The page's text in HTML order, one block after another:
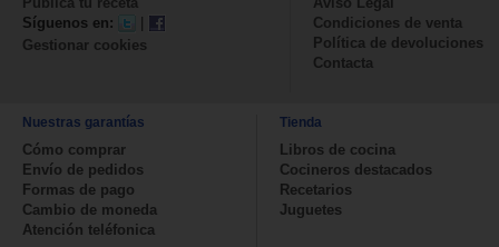
Síguenos en:
|
Gestionar cookies
Condiciones de venta
Política de devoluciones
Contacta
Nuestras garantías
Cómo comprar
Envío de pedidos
Formas de pago
Cambio de moneda
Atención teléfonica
Tienda
Libros de cocina
Cocineros destacados
Recetarios
Juguetes